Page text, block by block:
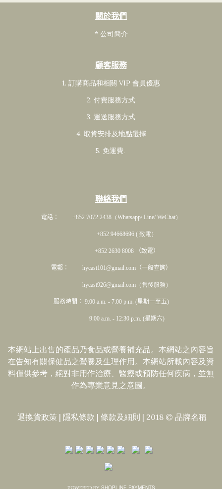
關於我們
* 公司簡介
顧客服務
1. 訂購商品和相關 VIP 會員優惠
2. 付費服務方式
3. 運送服務方式
4. 取貨安排及地點選擇
5. 免運費.
聯絡我們
電話： +852 7072 2438（Whatsapp/ Line/ WeChat）
+852 94668696 ( 致電）
+852 2630 8008 （致電）
電郵： hycast101@gmail.com（一般查詢）
hycast926@gmail.com（售後服務）
服務時間： 9:00 a.m. - 7:00 p.m. (星期一至五)
9:00 a.m. - 12:30 p.m. (星期六)
本網站上出售的產品乃食品或營養補充品。本網站之內容旨
在告知有關保健品之營養及生理作用。本網站所載內容及資
料僅供參考，絕對非用作治療、醫療或預防任何疾病，並無
作為專業意見之意圖。
退換貨政策 | 隱私條款 |​ 條款及細則 | 2018 © 品牌名稱
SHOPLINE PAYMENTS